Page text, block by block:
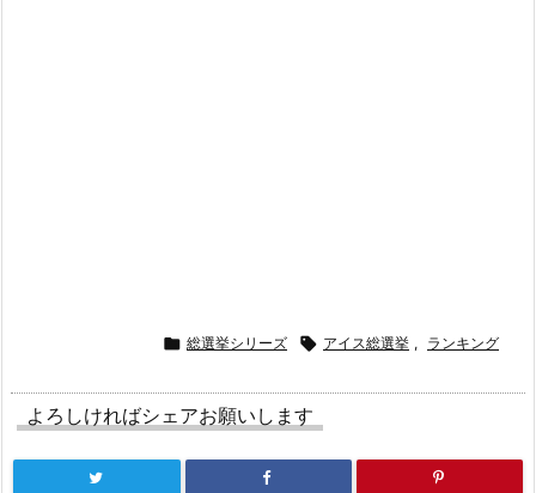
 総選挙シリーズ  アイス総選挙 , ランキング
よろしければシェアお願いします